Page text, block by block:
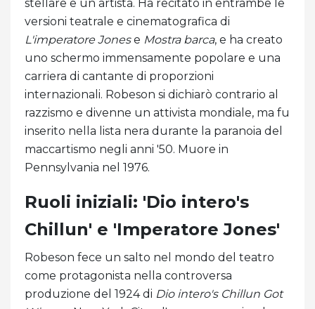
stellare e un artista. Ha recitato in entrambe le
versioni teatrale e cinematografica di
L'imperatore Jonese Mostra barca, e ha creato
uno schermo immensamente popolare e una
carriera di cantante di proporzioni
internazionali. Robeson si dichiarò contrario al
razzismo e divenne un attivista mondiale, ma fu
inserito nella lista nera durante la paranoia del
maccartismo negli anni '50. Muore in
Pennsylvania nel 1976.
Ruoli iniziali: 'Dio intero's
Chillun' e 'Imperatore Jones'
Robeson fece un salto nel mondo del teatro
come protagonista nella controversa
produzione del 1924 di Dio intero's Chillun Got